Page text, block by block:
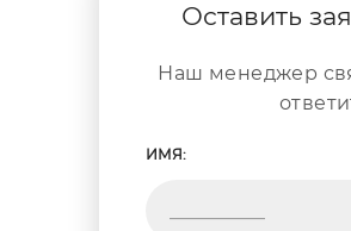
Оставить
Наш менеджер
ИМЯ: